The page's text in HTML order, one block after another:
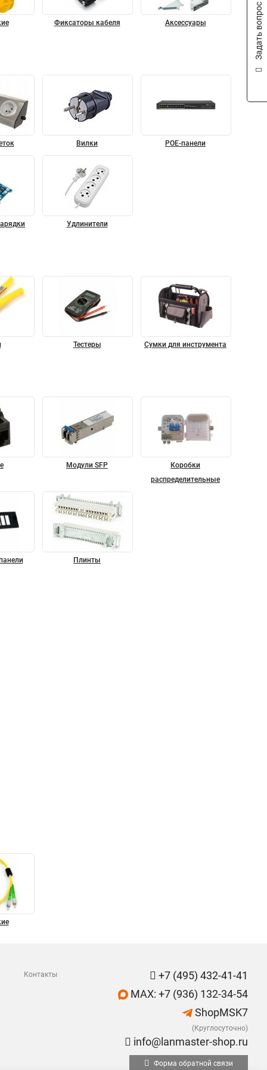
Фиксаторы кабеля Аксессуары
Вилки POE-панели
Удлинители
Тестеры Сумки для инструмента
Модули SFP
Коробки
распределительные
Плинты
Контакты
+7 (495) 432-41-41
MAX: +7 (936) 132-34-54
ShopMSK7
(Круглосуточно)
info@lanmaster-shop.ru
Форма обратной связи
Задать вопрос